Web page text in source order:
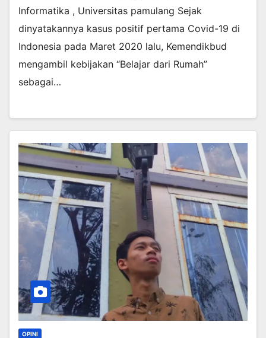
Informatika , Universitas pamulang Sejak
dinyatakannya kasus positif pertama Covid-19 di
Indonesia pada Maret 2020 lalu, Kemendikbud
mengambil kebijakan “Belajar dari Rumah”
sebagai…
OPINI